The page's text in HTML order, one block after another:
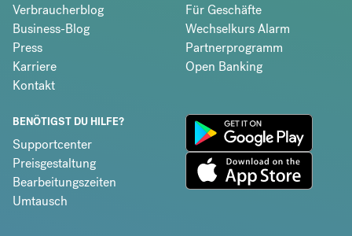
Verbraucherblog
Business-Blog
Press
Karriere
Kontakt
Für Geschäfte
Wechselkurs Alarm
Partnerprogramm
Open Banking
BENÖTIGST DU HILFE?
Supportcenter
Preisgestaltung
Bearbeitungszeiten
Umtausch